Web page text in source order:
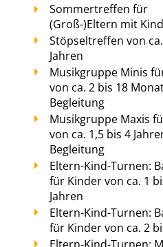
Sommertreffen für
(Groß-)Eltern mit
Stöpseltreffen von
Jahren
Musikgruppe Minis
von ca. 2 bis 18
Begleitung
Musikgruppe Maxis
von ca. 1,5 bis 4
Begleitung
Eltern-Kind-Turnen:
für Kinder von ca. 1
Jahren
Eltern-Kind-Turnen:
für Kinder von ca. 2